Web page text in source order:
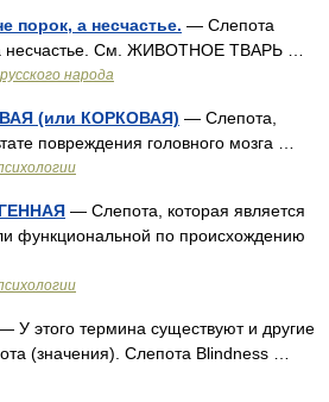
порок, а несчастье. — Слепота
несчастье. См. ЖИВОТНОЕ ТВАРЬ …
народа
(или КОРКОВАЯ) — Слепота,
повреждения головного мозга …
— Слепота, которая является
функциональной по происхождению
У этого термина существуют и другие
(значения). Слепота Blindness …